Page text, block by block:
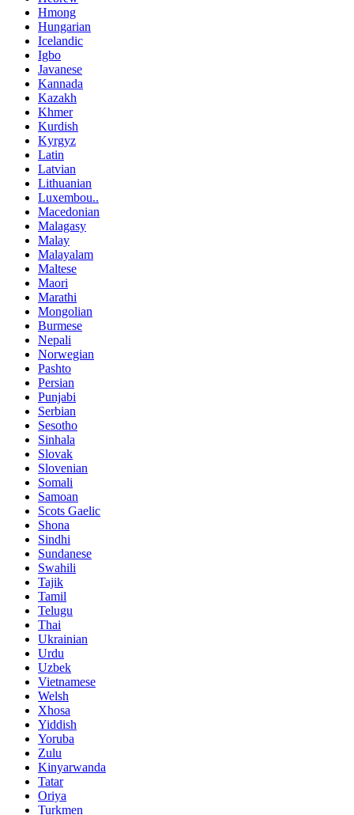
Hmong
Hungarian
Icelandic
Igbo
Javanese
Kannada
Kazakh
Khmer
Kurdish
Kyrgyz
Latin
Latvian
Lithuanian
Luxembou..
Macedonian
Malagasy
Malay
Malayalam
Maltese
Maori
Marathi
Mongolian
Burmese
Nepali
Norwegian
Pashto
Persian
Punjabi
Serbian
Sesotho
Sinhala
Slovak
Slovenian
Somali
Samoan
Scots Gaelic
Shona
Sindhi
Sundanese
Swahili
Tajik
Tamil
Telugu
Thai
Ukrainian
Urdu
Uzbek
Vietnamese
Welsh
Xhosa
Yiddish
Yoruba
Zulu
Kinyarwanda
Tatar
Oriya
Turkmen